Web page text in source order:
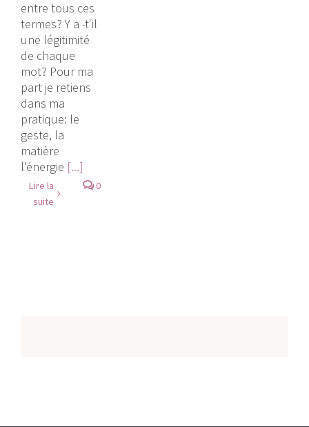
entre tous ces
termes? Y a -t'il
une légitimité
de chaque
mot? Pour ma
part je retiens
dans ma
pratique: le
geste, la
matière
l'énergie [...]
Lire la
suite
0